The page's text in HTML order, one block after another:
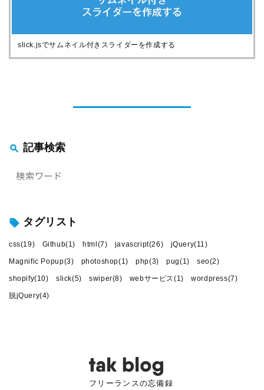
slick.jsでサムネイル付きスライダーを作成する
記事検索
タグリスト
css(19) Github(1) html(7) javascript(26) jQuery(11)
Magnific Popup(3) photoshop(1) php(3) pug(1) seo(2)
shopify(10) slick(5) swiper(8) webサービス(1) wordpress(7)
脱jQuery(4)
フリーランスの忘備録